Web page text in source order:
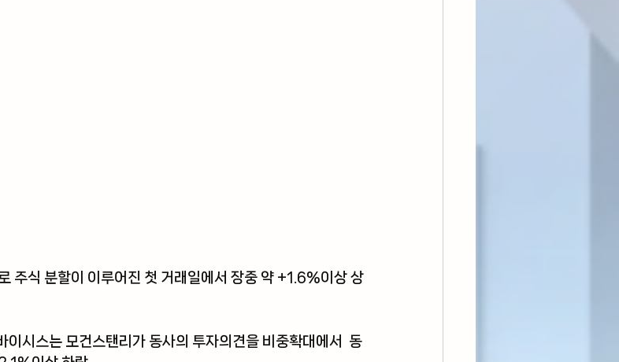
주식 분할이 이루어진 첫 거래일에서 장중 약 +1.6%이상 상
이시스는 모건스탠리가 동사의 투자의견을 비중확대에서  동